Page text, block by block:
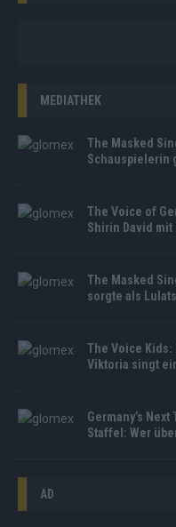
MEDIATHEK
The Masked
Schauspielerin
The Voice of
Shirin David
The Masked
sorgte als
The Voice
Viktoria singt
Germany’s
Staffel: Wer
AD